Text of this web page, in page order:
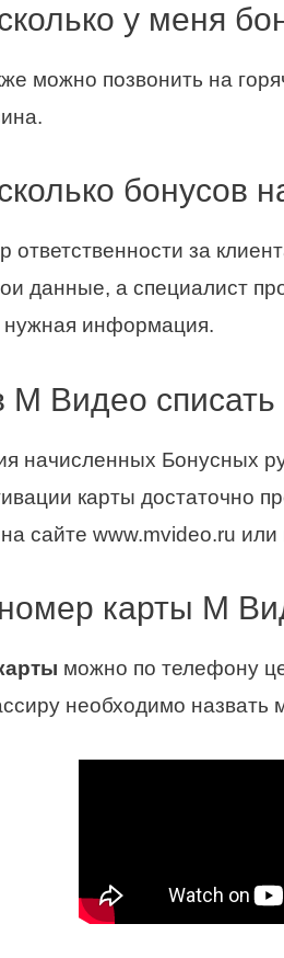
у меня
можно позвонить на
ответственности за
данные, а специалист
нужная информация.
Видео
начисленных Бонусных
карты достаточно
сайте www.mvideo.ru
номер карты М
можно по телефону
необходимо назвать